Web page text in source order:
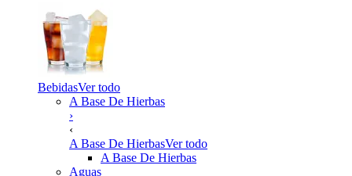
BebidasVer todo
A Base De Hierbas
›
‹
A Base De HierbasVer todo
A Base De Hierbas
Aguas